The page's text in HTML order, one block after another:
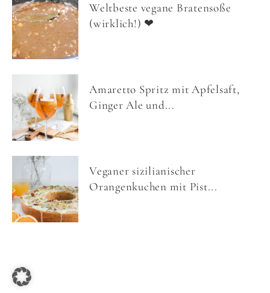
Weltbeste vegane Bratensoße
(wirklich!) ❤
Amaretto Spritz mit Apfelsaft,
Ginger Ale und...
Veganer sizilianischer
Orangenkuchen mit Pist...